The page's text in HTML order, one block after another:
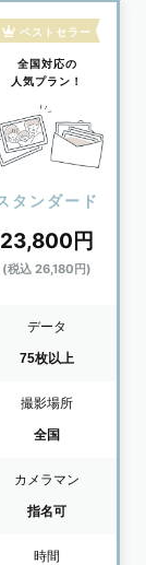
ベストセラー
全国対応の
人気プラン！
タンダード
23,800円
(税込 26,180円)
データ
75枚以上
撮影場所
全国
カメラマン
指名可
時間